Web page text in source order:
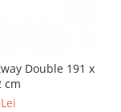
Double 191 x
cm